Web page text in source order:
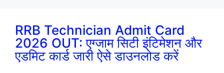
RRB Technician Admit Card
2026 OUT: एग्जाम सिटी इंटिमेशन और
एडमिट कार्ड जारी ऐसे डाउनलोड करें